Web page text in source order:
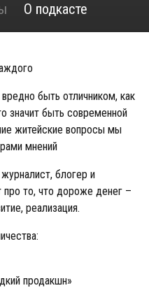
О подкасте
быть отличником, как
значит быть современной
житейские вопросы мы
мнений
блогер и
про то, что дороже денег –
реализация.
продакшн»